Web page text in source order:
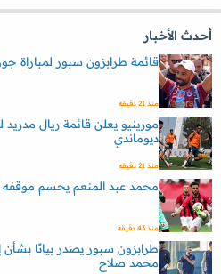
أحدث الأخبار
قائمة طرابزون سبور لمباراة
منذ 21 دقيقه
مورينيو يعلن قائمة ريال
ديوماندي
منذ 21 دقيقه
محمد عبد المنعم يحسم موقفه
منذ 43 دقيقه
طرابزون سبور يصدر بيانًا بشأن
محمد صلاح